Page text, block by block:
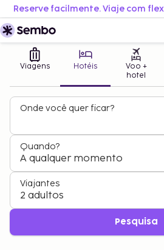
Viagens Hotéis
Voo +
hotel
Onde você quer ficar?
Quando?
A qualquer momento
Viajantes
2 adultos
Pesquisa